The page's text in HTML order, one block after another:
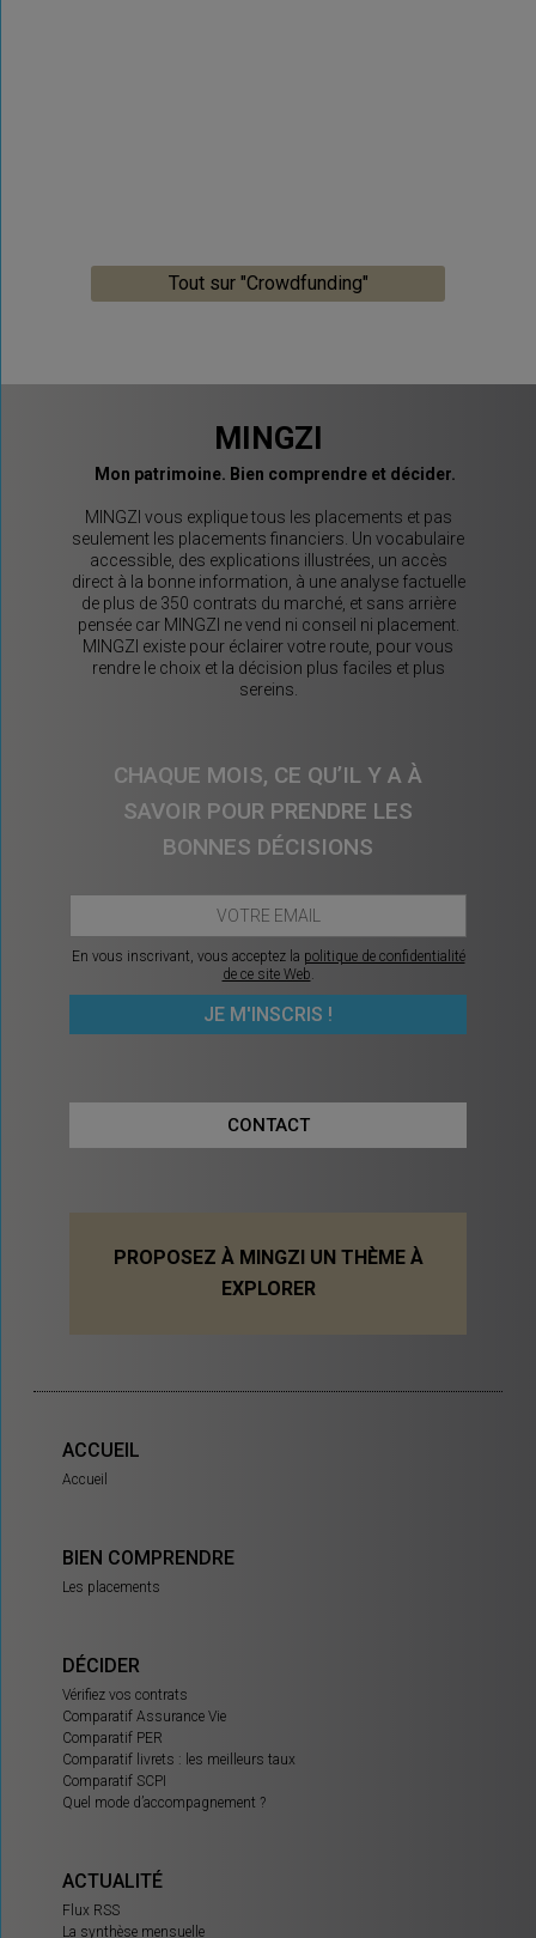
Tout sur "Crowdfunding"
MINGZI
Mon patrimoine. Bien comprendre et décider.
MINGZI vous explique tous les placements et pas
seulement les placements financiers. Un vocabulaire
accessible, des explications illustrées, un accès
direct à la bonne information, à une analyse factuelle
de plus de 350 contrats du marché, et sans arrière
pensée car MINGZI ne vend ni conseil ni placement.
MINGZI existe pour éclairer votre route, pour vous
rendre le choix et la décision plus faciles et plus
sereins.
CHAQUE MOIS, CE QU’IL Y A À
SAVOIR POUR PRENDRE LES
BONNES DÉCISIONS
En vous inscrivant, vous acceptez la politique de confidentialité
de ce site Web.
CONTACT
PROPOSEZ À MINGZI UN THÈME À
EXPLORER
ACCUEIL
Accueil
BIEN COMPRENDRE
Les placements
DÉCIDER
Vérifiez vos contrats
Comparatif Assurance Vie
Comparatif PER
Comparatif livrets : les meilleurs taux
Comparatif SCPI
Quel mode d’accompagnement ?
ACTUALITÉ
Flux RSS
La synthèse mensuelle